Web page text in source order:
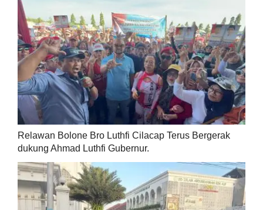
Relawan Bolone Bro Luthfi Cilacap Terus Bergerak
dukung Ahmad Luthfi Gubernur.